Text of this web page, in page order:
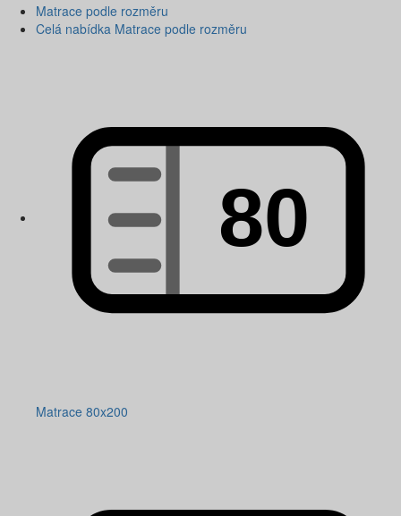
Matrace podle rozměru
Celá nabídka Matrace podle rozměru
Matrace 80x200